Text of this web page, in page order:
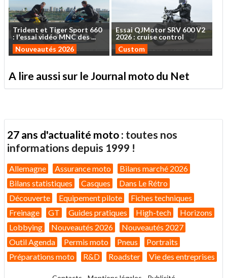
Trident et TigerSport 660
: l'essaividéoMNCdes...
Nouveautés 2026
EssaiQJMotorSRV 600V2
2026 : cruise control
Custom
A lire aussi sur le Journal moto du Net
27 ans d'actualité moto : toutes nos
informations depuis 1999 !
Allemagne Assurance moto
Bilans marché 2026
Bilans statistiques
Casques
Dans Le Rétro
Découverte
Equipement pilote
Fiches techniques
Freinage
GT Guides pratiques High-tech
Horizons
Lobbying
Nouveautés 2026
Nouveautés 2027
Outil Agenda
Permis moto Pneus
Portraits
Préparations moto
R&D Roadster Vie des entreprises